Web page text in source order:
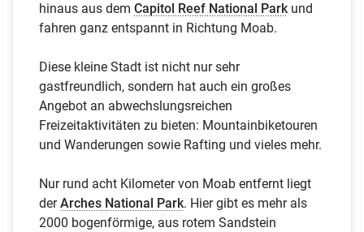
hinaus aus dem Capitol Reef National Parkund
fahren ganz entspannt in Richtung Moab.
Diese kleine Stadt ist nicht nur sehr
gastfreundlich, sondern hat auch ein großes
Angebot an abwechslungsreichen
Freizeitaktivitäten zu bieten: Mountainbiketouren
und Wanderungen sowie Rafting und vieles mehr.
Nur rund acht Kilometer von Moab entfernt liegt
derArches National Park. Hier gibt es mehr als
2000 bogenförmige, aus rotem Sandstein